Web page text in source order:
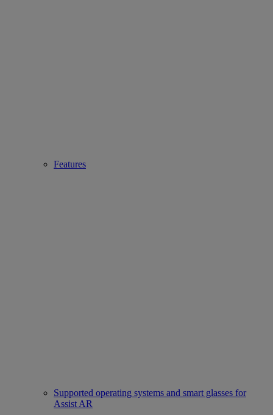
Features
Supported operating systems and smart glasses for
Assist AR